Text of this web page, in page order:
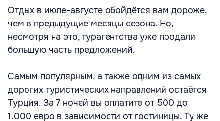
Отдых в июле-августе обойдётся вам дороже,
чем в предыдущие месяцы сезона. Но,
несмотря на это, турагентства уже продали
большую часть предложений.
Самым популярным, а также одним из самых
дорогих туристических направлений остаётся
Турция. За 7 ночей вы оплатите от 500 до
1.000 евро в зависимости от гостиницы. Ту же